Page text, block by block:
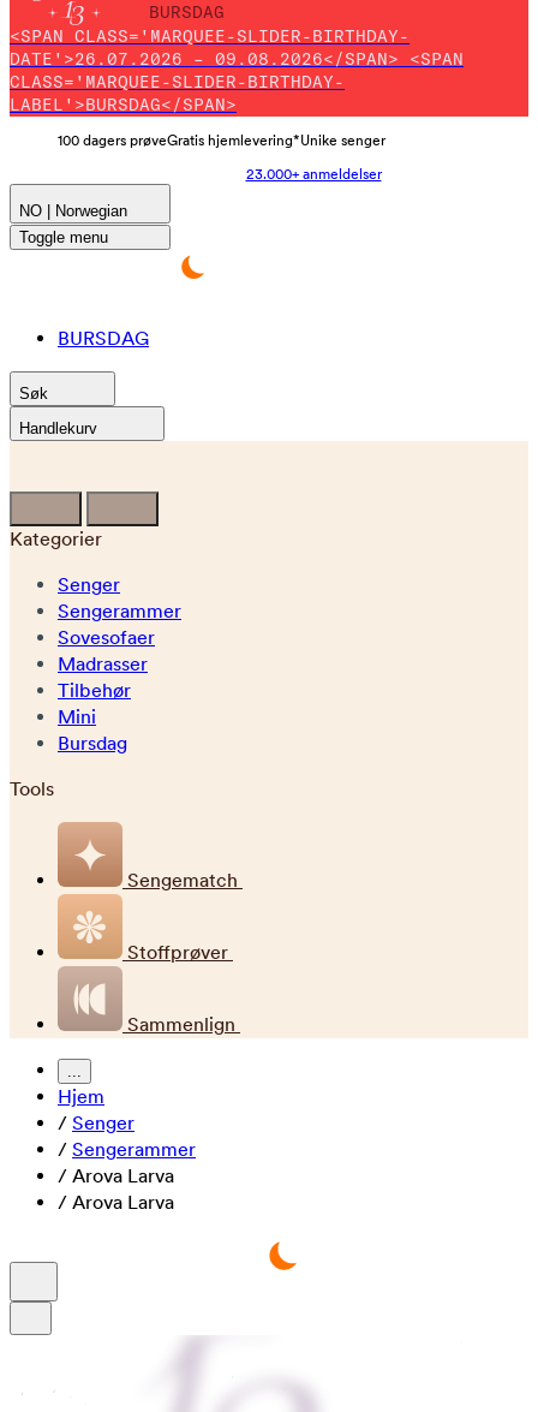
BURSDAG
<SPAN CLASS='MARQUEE-SLIDER-BIRTHDAY-
DATE'>26.07.2026 – 09.08.2026</SPAN> <SPAN
CLASS='MARQUEE-SLIDER-BIRTHDAY-
LABEL'>BURSDAG</SPAN>
100 dagers prøveGratis hjemlevering*Unike senger
23.000+ anmeldelser
NO | Norwegian
Toggle menu
BURSDAG
Søk
Handlekurv
Kategorier
Senger
Sengerammer
Sovesofaer
Madrasser
Tilbehør
Mini
Bursdag
Tools
Sengematch
Stoffprøver
Sammenlign
...
Hjem
/ Senger
/ Sengerammer
/ Arova Larva
/ Arova Larva